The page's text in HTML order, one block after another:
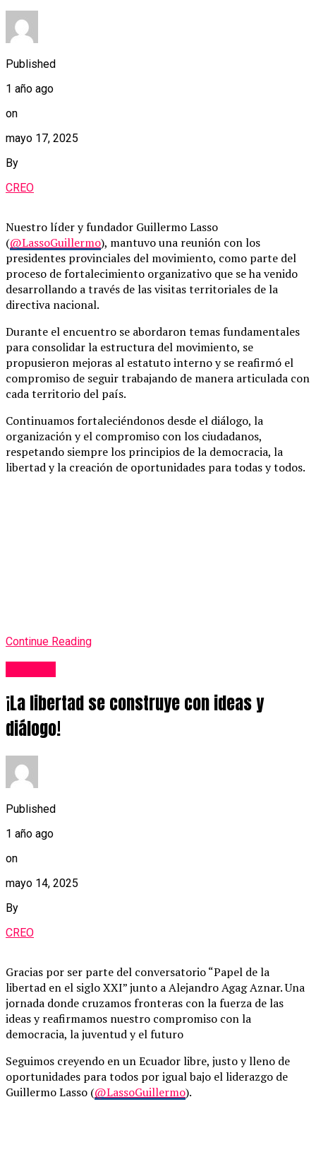
Published
1 año ago
on
mayo 17, 2025
By
CREO
Nuestro líder y fundador Guillermo Lasso
(@LassoGuillermo), mantuvo una reunión con los
presidentes provinciales del movimiento, como parte del
proceso de fortalecimiento organizativo que se ha venido
desarrollando a través de las visitas territoriales de la
directiva nacional.
Durante el encuentro se abordaron temas fundamentales
para consolidar la estructura del movimiento, se
propusieron mejoras al estatuto interno y se reafirmó el
compromiso de seguir trabajando de manera articulada con
cada territorio del país.
Continuamos fortaleciéndonos desde el diálogo, la
organización y el compromiso con los ciudadanos,
respetando siempre los principios de la democracia, la
libertad y la creación de oportunidades para todas y todos.
Continue Reading
¡La libertad se construye con ideas y
diálogo!
Published
1 año ago
on
mayo 14, 2025
By
CREO
Gracias por ser parte del conversatorio “Papel de la
libertad en el siglo XXI” junto a Alejandro Agag Aznar. Una
jornada donde cruzamos fronteras con la fuerza de las
ideas y reafirmamos nuestro compromiso con la
democracia, la juventud y el futuro
Seguimos creyendo en un Ecuador libre, justo y lleno de
oportunidades para todos por igual bajo el liderazgo de
Guillermo Lasso (@LassoGuillermo).